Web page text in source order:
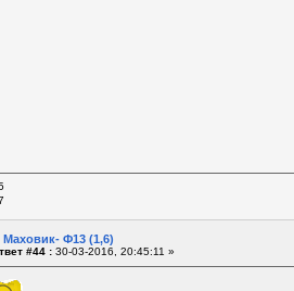
Маховик- Ф13 (1,6)
#44 : 30-03-2016, 20:45:11 »